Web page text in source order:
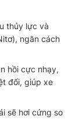
thủy lực và
ngăn cách
hồi cực nhạy,
đối, giúp xe
sẽ hơi cứng so